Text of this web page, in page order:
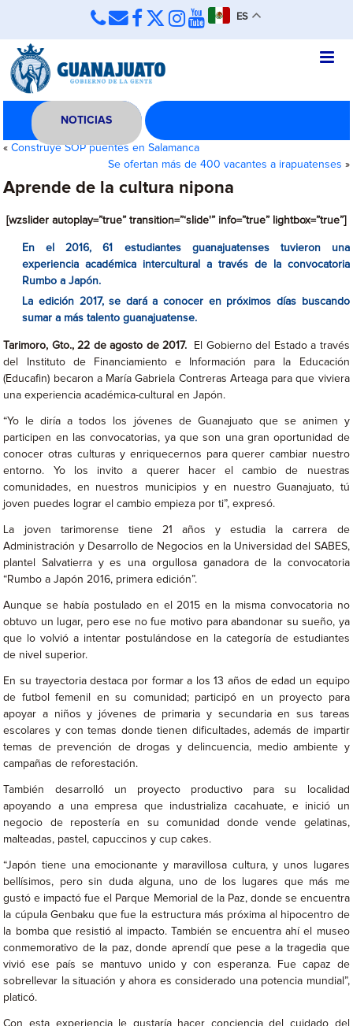
ES
NOTICIAS
«Construye SOP puentes en Salamanca
Se ofertan más de 400 vacantes a irapuatenses »
Aprende de la cultura nipona
[wzslider autoplay=”true” transition=”‘slide'” info=”true” lightbox=”true”]
En el 2016, 61 estudiantes guanajuatenses tuvieron una
experiencia académica intercultural a través de la convocatoria
Rumbo a Japón.
La edición 2017, se dará a conocer en próximos días buscando
sumar a más talento guanajuatense.
Tarimoro, Gto., 22 de agosto de 2017.
El Gobierno del Estado a través
del Instituto de Financiamiento e Información para la Educación
(Educafin) becaron a María Gabriela Contreras Arteaga para que viviera
una experiencia académica-cultural en Japón.
“Yo le diría a todos los jóvenes de Guanajuato que se animen y
participen en las convocatorias, ya que son una gran oportunidad de
conocer otras culturas y enriquecernos para querer cambiar nuestro
entorno. Yo los invito a querer hacer el cambio de nuestras
comunidades, en nuestros municipios y en nuestro Guanajuato, tú
joven puedes lograr el cambio empieza por ti”, expresó.
La joven tarimorense tiene 21 años y estudia la carrera de
Administración y Desarrollo de Negocios en la Universidad del SABES,
plantel Salvatierra y es una orgullosa ganadora de la convocatoria
“Rumbo a Japón 2016, primera edición”.
Aunque se había postulado en el 2015 en la misma convocatoria no
obtuvo un lugar, pero ese no fue motivo para abandonar su sueño, ya
que lo volvió a intentar postulándose en la categoría de estudiantes
de nivel superior.
En su trayectoria destaca por formar a los 13 años de edad un equipo
de futbol femenil en su comunidad; participó en un proyecto para
apoyar a niños y jóvenes de primaria y secundaria en sus tareas
escolares y con temas donde tienen dificultades, además de impartir
temas de prevención de drogas y delincuencia, medio ambiente y
campañas de reforestación.
También desarrolló un proyecto productivo para su localidad
apoyando a una empresa que industrializa cacahuate, e inició un
negocio de repostería en su comunidad donde vende gelatinas,
malteadas, pastel, capuccinos y cup cakes.
“Japón tiene una emocionante y maravillosa cultura, y unos lugares
bellísimos, pero sin duda alguna, uno de los lugares que más me
gustó e impactó fue el Parque Memorial de la Paz, donde se encuentra
la cúpula Genbaku que fue la estructura más próxima al hipocentro de
la bomba que resistió al impacto. También se encuentra ahí el museo
conmemorativo de la paz, donde aprendí que pese a la tragedia que
vivió ese país se mantuvo unido y con esperanza. Fue capaz de
sobrellevar la situación y ahora es considerado una potencia mundial”,
platicó.
Con esta experiencia le gustaría hacer conciencia del cuidado del